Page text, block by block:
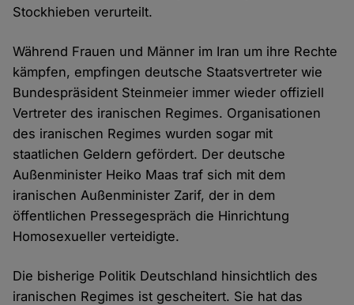
Stockhieben verurteilt.
Während Frauen und Männer im Iran um ihre Rechte
kämpfen, empfingen deutsche Staatsvertreter wie
Bundespräsident Steinmeier immer wieder offiziell
Vertreter des iranischen Regimes. Organisationen
des iranischen Regimes wurden sogar mit
staatlichen Geldern gefördert. Der deutsche
Außenminister Heiko Maas traf sich mit dem
iranischen Außenminister Zarif, der in dem
öffentlichen Pressegespräch die Hinrichtung
Homosexueller verteidigte.
Die bisherige Politik Deutschland hinsichtlich des
iranischen Regimes ist gescheitert. Sie hat das